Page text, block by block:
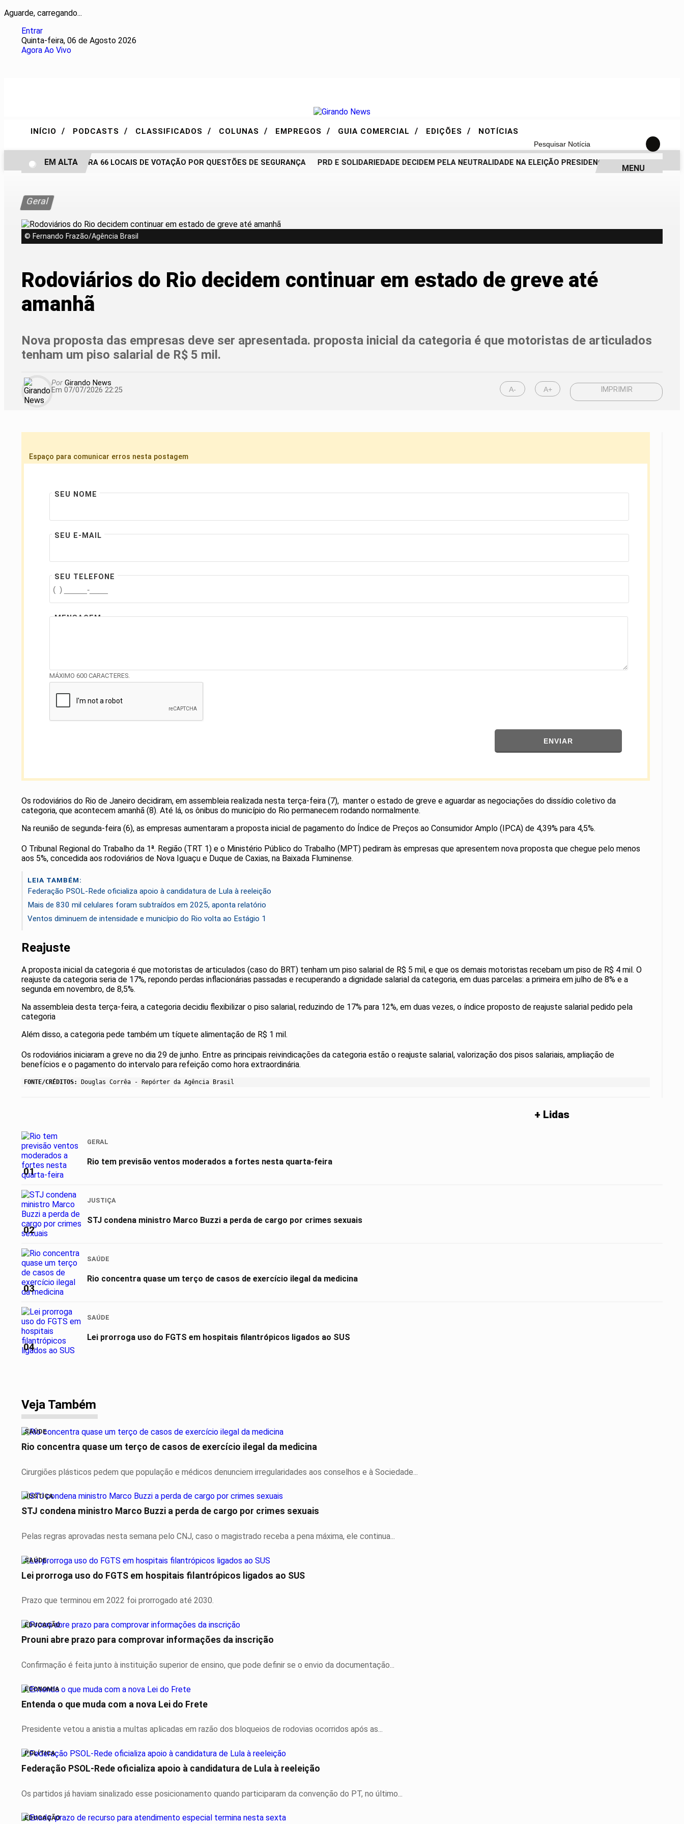
Aguarde, carregando...
Entrar
Quinta-feira, 06 de Agosto 2026
Agora Ao Vivo
Pesquisar Notícia
INÍCIO / PODCASTS / CLASSIFICADOS / COLUNAS / EMPREGOS / GUIA COMERCIAL / EDIÇÕES / NOTÍCIAS
TRE-RJ ALTERA 66 LOCAIS DE VOTAÇÃO POR QUESTÕES DE SEGURANÇA PRD E SOLIDARIEDADE DECIDEM PELA NEUTRALIDADE NA ELEIÇÃO PRESIDENCIAL
EM ALTA
MENU
Geral
© Fernando Frazão/Agência Brasil
Rodoviários do Rio decidem continuar em estado de greve até
amanhã
Nova proposta das empresas deve ser apresentada. proposta inicial da categoria é que motoristas de articulados
tenham um piso salarial de R$ 5 mil.
Por Girando News
Em 07/07/2026 22:25
A- A+ IMPRIMIR
Espaço para comunicar erros nesta postagem
SEU NOME
SEU E-MAIL
SEU TELEFONE
MENSAGEM
MÁXIMO 600 CARACTERES.
ENVIAR
Os rodoviários do Rio de Janeiro decidiram, em assembleia realizada nesta terça-feira (7), manter o estado de greve e aguardar as negociações do dissídio coletivo da
categoria, que acontecem amanhã (8). Até lá, os ônibus do município do Rio permanecem rodando normalmente.
Na reunião de segunda-feira (6), as empresas aumentaram a proposta inicial de pagamento do Índice de Preços ao Consumidor Amplo (IPCA) de 4,39% para 4,5%.
O Tribunal Regional do Trabalho da 1ª. Região (TRT 1) e o Ministério Público do Trabalho (MPT) pediram às empresas que apresentem nova proposta que chegue pelo menos
aos 5%, concedida aos rodoviários de Nova Iguaçu e Duque de Caxias, na Baixada Fluminense.
LEIA TAMBÉM:
Federação PSOL-Rede oficializa apoio à candidatura de Lula à reeleição
Mais de 830 mil celulares foram subtraídos em 2025, aponta relatório
Ventos diminuem de intensidade e município do Rio volta ao Estágio 1
Reajuste
A proposta inicial da categoria é que motoristas de articulados (caso do BRT) tenham um piso salarial de R$ 5 mil, e que os demais motoristas recebam um piso de R$ 4 mil. O
reajuste da categoria seria de 17%, repondo perdas inflacionárias passadas e recuperando a dignidade salarial da categoria, em duas parcelas: a primeira em julho de 8% e a
segunda em novembro, de 8,5%.
Na assembleia desta terça-feira, a categoria decidiu flexibilizar o piso salarial, reduzindo de 17% para 12%, em duas vezes, o índice proposto de reajuste salarial pedido pela
categoria
Além disso, a categoria pede também um tíquete alimentação de R$ 1 mil.
Os rodoviários iniciaram a greve no dia 29 de junho. Entre as principais reivindicações da categoria estão o reajuste salarial, valorização dos pisos salariais, ampliação de
benefícios e o pagamento do intervalo para refeição como hora extraordinária.
FONTE/CRÉDITOS: Douglas Corrêa - Repórter da Agência Brasil
+ Lidas
01
GERAL
Rio tem previsão ventos moderados a fortes nesta quarta-feira
02
JUSTIÇA
STJ condena ministro Marco Buzzi a perda de cargo por crimes sexuais
03
SAÚDE
Rio concentra quase um terço de casos de exercício ilegal da medicina
04
SAÚDE
Lei prorroga uso do FGTS em hospitais filantrópicos ligados ao SUS
Veja Também
SAÚDE
Rio concentra quase um terço de casos de exercício ilegal da medicina
Cirurgiões plásticos pedem que população e médicos denunciem irregularidades aos conselhos e à Sociedade...
JUSTIÇA
STJ condena ministro Marco Buzzi a perda de cargo por crimes sexuais
Pelas regras aprovadas nesta semana pelo CNJ, caso o magistrado receba a pena máxima, ele continua...
SAÚDE
Lei prorroga uso do FGTS em hospitais filantrópicos ligados ao SUS
Prazo que terminou em 2022 foi prorrogado até 2030.
EDUCAÇÃO
Prouni abre prazo para comprovar informações da inscrição
Confirmação é feita junto à instituição superior de ensino, que pode definir se o envio da documentação...
ECONOMIA
Entenda o que muda com a nova Lei do Frete
Presidente vetou a anistia a multas aplicadas em razão dos bloqueios de rodovias ocorridos após as...
POLÍTICA
Federação PSOL-Rede oficializa apoio à candidatura de Lula à reeleição
Os partidos já haviam sinalizado esse posicionamento quando participaram da convenção do PT, no último...
EDUCAÇÃO